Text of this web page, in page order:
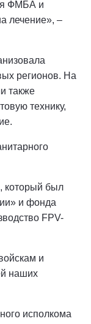
ФМБА и
лечение», –
регионов. На
также
технику,
который был
и фонда
FPV-
и
наших
исполкома